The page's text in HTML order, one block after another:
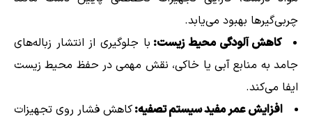
چربی‌گیرها بهبود می‌یابد.
کاهش آلودگی محیط زیست: با جلوگیری از انتشار زباله‌های
جامد به منابع آبی یا خاکی، نقش مهمی در حفظ محیط زیست
ایفا می‌کند.
افزایش عمر مفید سیستم تصفیه:کاهش فشار روی تجهیزات